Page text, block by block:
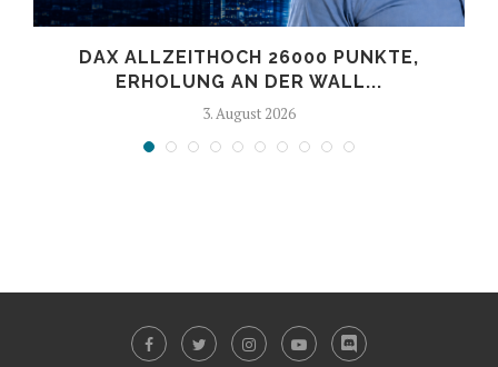
DAX ALLZEITHOCH 26000 PUNKTE,
ERHOLUNG AN DER WALL...
3. August 2026